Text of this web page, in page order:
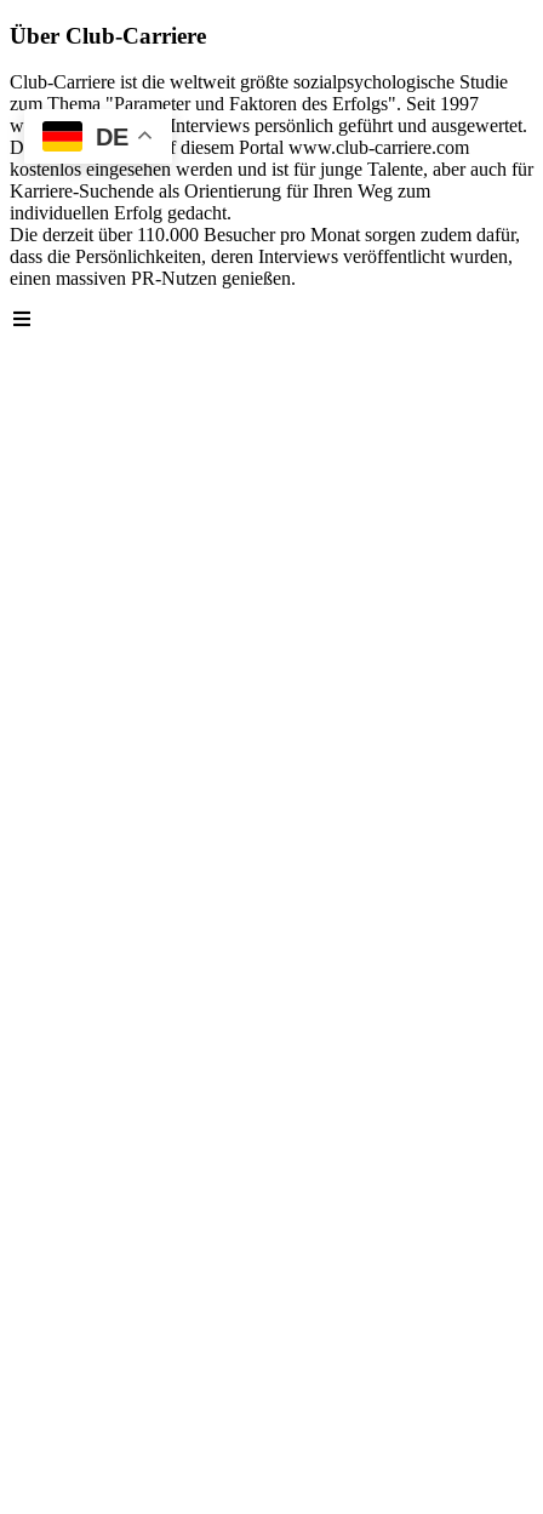
DE
Über Club-Carriere
Club-Carriere ist die weltweit größte sozialpsychologische Studie
zum Thema "Parameter und Faktoren des Erfolgs". Seit 1997
wurden über 40.000 Interviews persönlich geführt und ausgewertet.
Die Analyse kann auf diesem Portal www.club-carriere.com
kostenlos eingesehen werden und ist für junge Talente, aber auch für
Karriere-Suchende als Orientierung für Ihren Weg zum
individuellen Erfolg gedacht.
Die derzeit über 110.000 Besucher pro Monat sorgen zudem dafür,
dass die Persönlichkeiten, deren Interviews veröffentlicht wurden,
einen massiven PR-Nutzen genießen.